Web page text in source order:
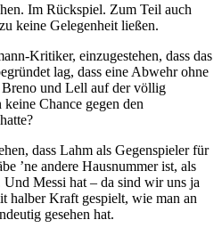
Im Rückspiel. Zum Teil auch
keine Gelegenheit ließen.
Kritiker, einzugestehen, dass das
lag, dass eine Abwehr ohne
und Lell auf der völlig
Chance gegen den
dass Lahm als Gegenspieler für
’ne andere Hausnummer ist, als
Messi hat – da sind wir uns ja
halber Kraft gespielt, wie man an
gesehen hat.